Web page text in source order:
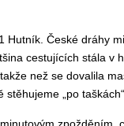
České dráhy
cestujících stála
než se dovalila
„po